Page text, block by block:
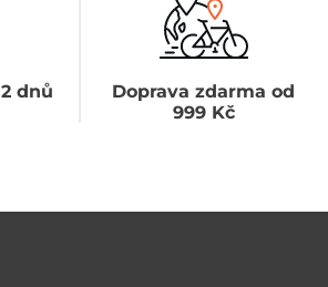
dnů
Doprava zdarma od
999 Kč